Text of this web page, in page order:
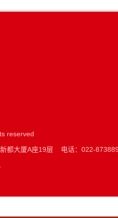
reserved
都大厦A座19层
电话： 022-